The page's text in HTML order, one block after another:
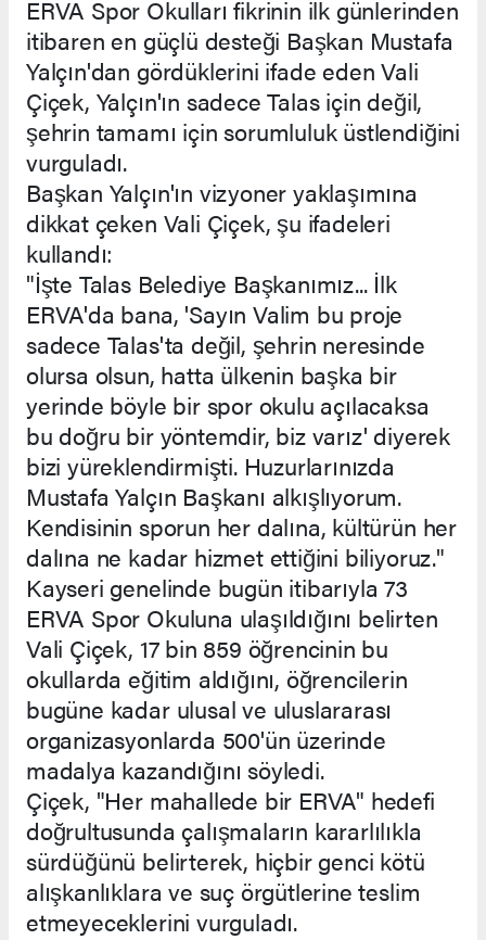
ERVA Spor Okulları fikrinin ilk günlerinden
itibaren en güçlü desteği Başkan Mustafa
Yalçın'dan gördüklerini ifade eden Vali
Çiçek, Yalçın'ın sadece Talas için değil,
şehrin tamamı için sorumluluk üstlendiğini
vurguladı.
Başkan Yalçın'ın vizyoner yaklaşımına
dikkat çeken Vali Çiçek, şu ifadeleri
kullandı:
"İşte Talas Belediye Başkanımız... İlk
ERVA'da bana, 'Sayın Valim bu proje
sadece Talas'ta değil, şehrin neresinde
olursa olsun, hatta ülkenin başka bir
yerinde böyle bir spor okulu açılacaksa
bu doğru bir yöntemdir, biz varız' diyerek
bizi yüreklendirmişti. Huzurlarınızda
Mustafa Yalçın Başkanı alkışlıyorum.
Kendisinin sporun her dalına, kültürün her
dalına ne kadar hizmet ettiğini biliyoruz."
Kayseri genelinde bugün itibarıyla 73
ERVA Spor Okuluna ulaşıldığını belirten
Vali Çiçek, 17 bin 859 öğrencinin bu
okullarda eğitim aldığını, öğrencilerin
bugüne kadar ulusal ve uluslararası
organizasyonlarda 500'ün üzerinde
madalya kazandığını söyledi.
Çiçek, "Her mahallede bir ERVA" hedefi
doğrultusunda çalışmaların kararlılıkla
sürdüğünü belirterek, hiçbir genci kötü
alışkanlıklara ve suç örgütlerine teslim
etmeyeceklerini vurguladı.